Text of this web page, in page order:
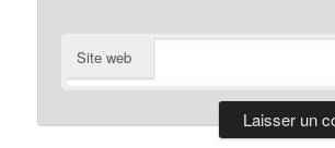
Site web